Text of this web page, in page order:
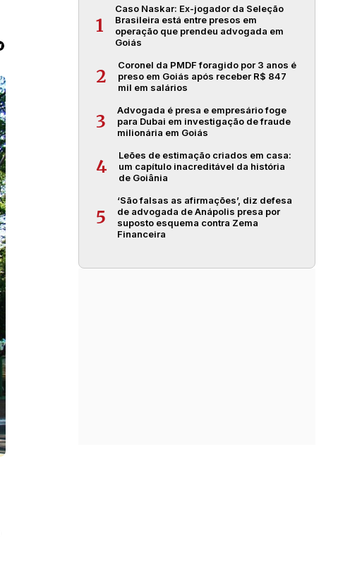
1
Caso Naskar: Ex-jogador da Seleção
Brasileira está entre presos em
operação que prendeu advogada em
Goiás
2
Coronel da PMDF foragido por 3 anos é
preso em Goiás após receber R$ 847
mil em salários
3
Advogada é presa e empresário foge
para Dubai em investigação de fraude
milionária em Goiás
4
Leões de estimação criados em casa:
um capítulo inacreditável da história
de Goiânia
5
‘São falsas as afirmações’, diz defesa
de advogada de Anápolis presa por
suposto esquema contra Zema
Financeira